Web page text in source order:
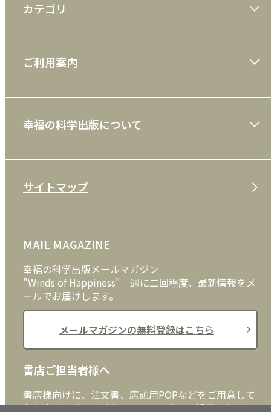
カテゴリ
雑誌
CD
DVD・ブルーレイ
外国語
ご利用案内
利用規約
特定商取引法
プライバシーポリシー
クッキーポリシー
幸福の科学出版について
メディア・ライブラリー
サイトマップ
MAIL MAGAZINE
幸福の科学出版メールマガジン
"Winds of Happiness" 週に二回程度、最新情報をメ
ールでお届けします。
メールマガジンの無料登録はこちら
書店ご担当者様へ
書店様向けに、注文書、店頭用POPなどをご用意して
おります。ぜひ、ダウンロードの上、ご活用くださ